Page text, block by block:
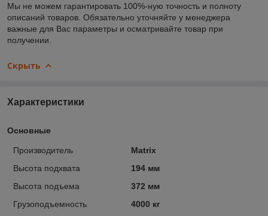
Мы не можем гарантировать 100%-ную точность и полноту
описаний товаров. Обязательно уточняйте у менеджера
важные для Вас параметры и осматривайте товар при
получении.
Скрыть
Характеристики
Основные
Производитель
Matrix
Высота подхвата
194 мм
Высота подъема
372 мм
Грузоподъемность
4000 кг